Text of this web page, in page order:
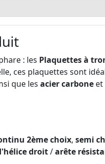
: les Plaquettes à
ces plaquettes sont
que les acier carbone et
2ème choix, semi
droit/arête